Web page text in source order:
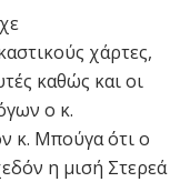
χάρτες,
καθώς και οι
ο κ.
κ. Μπούγα ότι ο
η μισή Στερεά